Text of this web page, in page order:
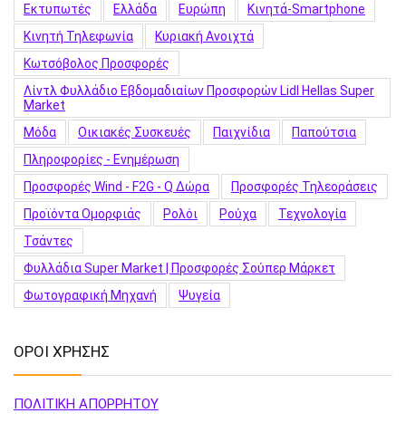
Εκτυπωτές
Ελλάδα Ευρώπη
Κινητά-Smartphone
Κινητή Τηλεφωνία
Κυριακή Ανοιχτά
Κωτσόβολος Προσφορές
Λίντλ Φυλλάδιο Εβδομαδιαίων Προσφορών Lidl Hellas Super
Market
Μόδα
Οικιακές Συσκευές Παιχνίδια
Παπούτσια
Πληροφορίες - Ενημέρωση
Προσφορές Wind - F2G - Q Δώρα
Προσφορές Τηλεοράσεις
Προϊόντα Ομορφιάς
Ρολόι Ρούχα
Τεχνολογία
Τσάντες
Φυλλάδια Super Market | Προσφορές Σούπερ Μάρκετ
Φωτογραφική Μηχανή
Ψυγεία
ΟΡΟΙ ΧΡΗΣΗΣ
ΠΟΛΙΤΙΚΗ ΑΠΟΡΡΗΤΟΥ